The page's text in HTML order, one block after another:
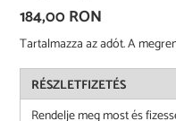
Normál
ár
184,00 RON
Tartalmazza az adót. A
RÉSZLETFIZETÉS
Rendelje meg most és